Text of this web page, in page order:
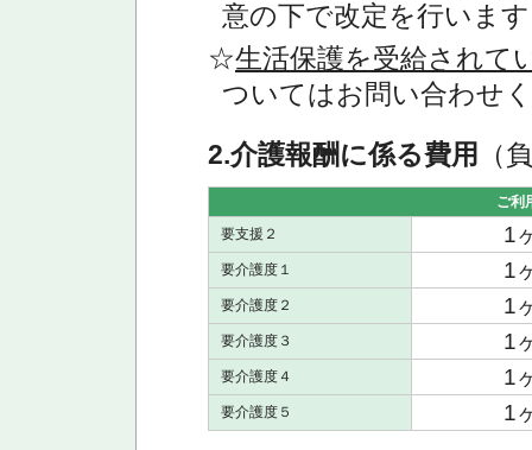
意の下で改定を行いま
☆生活保護を受給されて
ついてはお問い合わせ
2.介護報酬に係る費用 （
ご利
要支援２
1
要介護度１ 1
要介護度２ 1
要介護度３ 1
要介護度４ 1
要介護度５ 1